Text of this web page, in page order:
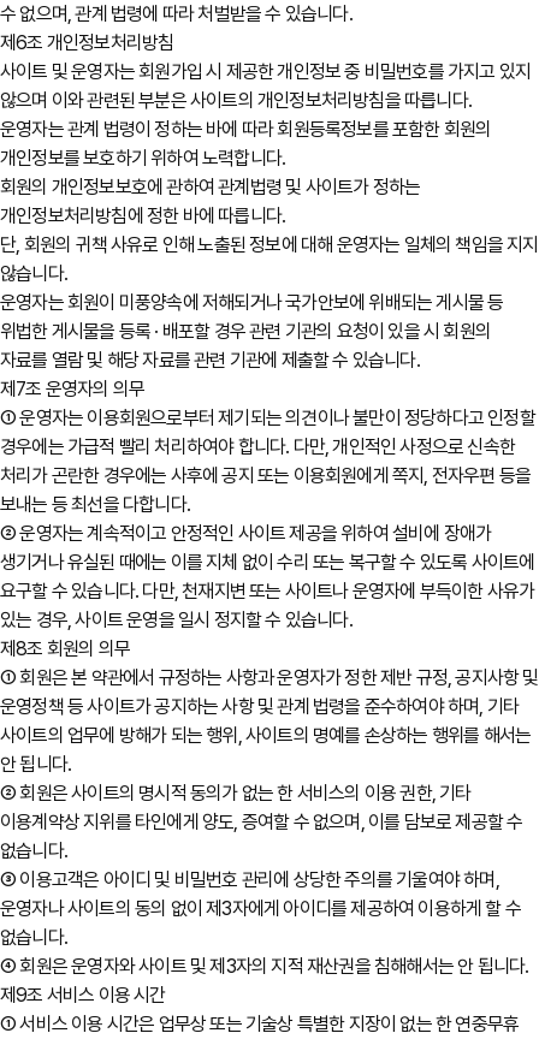
수 없으며, 관계 법령에 따라 처벌받을 수 있습니다.
제6조 개인정보처리방침
사이트 및 운영자는 회원가입 시 제공한 개인정보 중 비밀번호를 가지고 있지
않으며 이와 관련된 부분은 사이트의 개인정보처리방침을 따릅니다.
운영자는 관계 법령이 정하는 바에 따라 회원등록정보를 포함한 회원의
개인정보를 보호하기 위하여 노력합니다.
회원의 개인정보보호에 관하여 관계법령 및 사이트가 정하는
개인정보처리방침에 정한 바에 따릅니다.
단, 회원의 귀책 사유로 인해 노출된 정보에 대해 운영자는 일체의 책임을 지지
않습니다.
운영자는 회원이 미풍양속에 저해되거나 국가안보에 위배되는 게시물 등
위법한 게시물을 등록 · 배포할 경우 관련 기관의 요청이 있을 시 회원의
자료를 열람 및 해당 자료를 관련 기관에 제출할 수 있습니다.
제7조 운영자의 의무
① 운영자는 이용회원으로부터 제기되는 의견이나 불만이 정당하다고 인정할
경우에는 가급적 빨리 처리하여야 합니다. 다만, 개인적인 사정으로 신속한
처리가 곤란한 경우에는 사후에 공지 또는 이용회원에게 쪽지, 전자우편 등을
보내는 등 최선을 다합니다.
② 운영자는 계속적이고 안정적인 사이트 제공을 위하여 설비에 장애가
생기거나 유실된 때에는 이를 지체 없이 수리 또는 복구할 수 있도록 사이트에
요구할 수 있습니다. 다만, 천재지변 또는 사이트나 운영자에 부득이한 사유가
있는 경우, 사이트 운영을 일시 정지할 수 있습니다.
제8조 회원의 의무
① 회원은 본 약관에서 규정하는 사항과 운영자가 정한 제반 규정, 공지사항 및
운영정책 등 사이트가 공지하는 사항 및 관계 법령을 준수하여야 하며, 기타
사이트의 업무에 방해가 되는 행위, 사이트의 명예를 손상하는 행위를 해서는
안 됩니다.
② 회원은 사이트의 명시적 동의가 없는 한 서비스의 이용 권한, 기타
이용계약상 지위를 타인에게 양도, 증여할 수 없으며, 이를 담보로 제공할 수
없습니다.
③ 이용고객은 아이디 및 비밀번호 관리에 상당한 주의를 기울여야 하며,
운영자나 사이트의 동의 없이 제3자에게 아이디를 제공하여 이용하게 할 수
없습니다.
④ 회원은 운영자와 사이트 및 제3자의 지적 재산권을 침해해서는 안 됩니다.
제9조 서비스 이용 시간
① 서비스 이용 시간은 업무상 또는 기술상 특별한 지장이 없는 한 연중무휴